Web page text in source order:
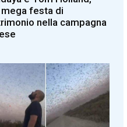
mega festa di
nella campagna